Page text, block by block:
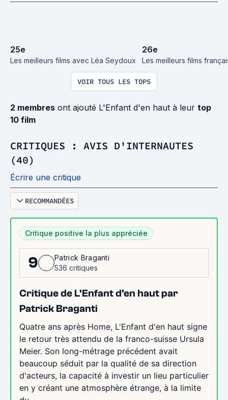
25e
Les meilleurs films avec Léa Seydoux
26e
Les meilleurs films
VOIR TOUS LES TOPS
2 membres ont ajouté L'Enfant d'en haut à leur top
10 film
CRITIQUES : AVIS D'INTERNAUTES
(40)
Écrire une critique
RECOMMANDÉES
Critique positive la plus appréciée
9
Patrick Braganti
536 critiques
Critique de L'Enfant d'en haut par
Patrick Braganti
Quatre ans après Home, L'Enfant d'en haut signe
le retour très attendu de la franco-suisse Ursula
Meier. Son long-métrage précédent avait
beaucoup séduit par la qualité de sa direction
d'acteurs, la capacité à investir un lieu particulier
en y créant une atmosphère étrange, à la limite